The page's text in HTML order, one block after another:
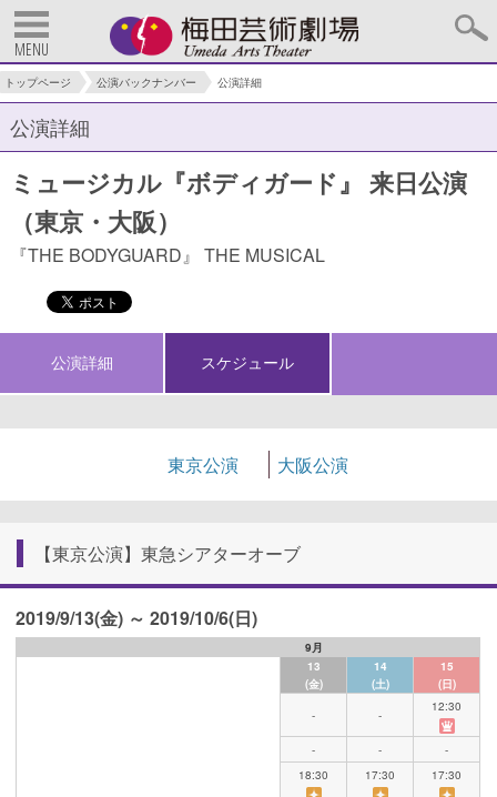
MENU
トップページ 公演バックナンバー 公演詳細
公演詳細
ミュージカル『ボディガード』 来日公演
（東京・大阪）
『THE BODYGUARD』 THE MUSICAL
公演詳細 スケジュール
東京公演 大阪公演
【東京公演】東急シアターオーブ
2019/9/13(金) ～ 2019/10/6(日)
9月
13
(金)
14
(土)
15
(日)
-
-
12:30
- -
-
18:30
17:30 17:30